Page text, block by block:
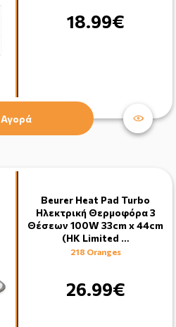
18.99€
Αγορά
Beurer Heat Pad Turbo
Ηλεκτρική Θερμοφόρα 3
Θέσεων 100W 33cm x 44cm
(HK Limited …
218 Oranges
26.99€